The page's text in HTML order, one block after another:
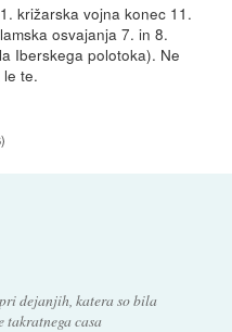
križarska vojna konec 11.
osvajanja 7. in 8.
Iberskega polotoka). Ne
te.
)
dejanjih, katera so bila
takratnega casa